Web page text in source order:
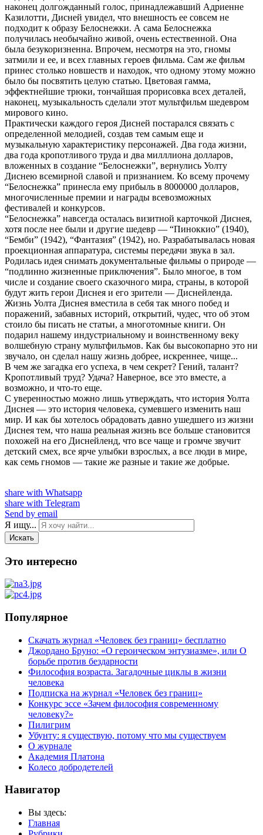
наконец долгожданный голос, принадлежавший Адриенне
Казилотти, Дисней увидел, что внешность ее совсем не
подходит к образу Белоснежки. А сама Белоснежка
получилась необычайно живой, очень естественной. Она
была безукоризненна. Впрочем, несмотря на это, гномы
затмили и ее, и всех главных героев фильма. Сам же фильм
принес столько новшеств и находок, что одному этому можно
было бы посвятить целую статью. Цветовая гамма,
эффектнейшие трюки, тончайшая прорисовка всех деталей,
наконец, музыкальность сделали этот мультфильм шедевром
мирового кино.
Практически каждого героя Дисней постарался связать с
определенной мелодией, создав тем самым еще и
музыкальную характеристику персонажей. Два года жизни,
два года кропотливого труда и два милллиона долларов,
вложенных в создание “Белоснежки”, вернулись Уолту
Диснею всемирной славой и признанием. Ко всему прочему
“Белоснежка” принесла ему прибыль в 8000000 долларов,
многочисленные премии и награды всевозможных
фестивалей и конкурсов.
“Белоснежка” навсегда осталась визитной карточкой Диснея,
хотя после нее были и другие шедевр — “Пиноккио” (1940),
“Бемби” (1942), “Фантазия” (1942), но. Разрабатывалась новая
проекционная аппаратура, системы передачи звука в зал.
Родилась идея снимать документальные фильмы о природе —
“подлинно жизненные приключения”. Было многое, в том
числе и создание своего сказочного мира, страны, в которой
будут жить герои Диснея и его зрители — Диснейленда.
Жизнь Уолта Диснея вместила в себя так много побед и
поражений, забавных историй, открытий, чудес, что об этом
стоило бы писать не статьи, а многотомные книги. Он
подарил нашему индустриальному и воинственному веку
волшебную страну мультфильмов. Как бы высокопарно это ни
звучало, он сделал нашу жизнь добрее, искреннее, чище...
В чем же загадка его успеха, в чем секрет? Гений, талант?
Кропотливый труд? Удача? Наверное, все это вместе, а
возможно, и что-то еще.
С уверенностью можно лишь утверждать, что история Уолта
Диснея — это история человека, сумевшего изменить наш
мир. И как бы хотелось обрадовать давно ушедшего из жизни
Диснея тем, что наша реальная жизнь все больше становится
похожей на его Диснейленд, что все чаще и громче звучит
детский смех, все ярче улыбки взрослых, а все люди в мире,
как семь гномов — такие же разные и такие же добрые.
share with Whatsapp
share with Telegram
Send by email
Я ищу...
Искать
Это интересно
Популярное
Скачать журнал «Человек без границ» бесплатно
Джордано Бруно: «О героическом энтузиазме», или О
борьбе против бездарности
Философия возраста. Загадочные циклы в жизни
человека
Подписка на журнал «Человек без границ»
Конкурс эссе «Зачем философия современному
человеку?»
Пилигрим
Убунту: я существую, потому что мы существуем
О журнале
Академия Платона
Колесо добродетелей
Навигатор
Вы здесь:
Главная